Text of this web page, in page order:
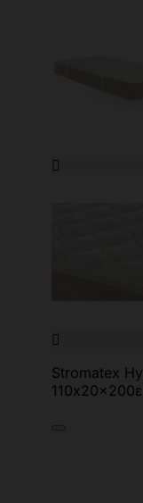


Stromatex